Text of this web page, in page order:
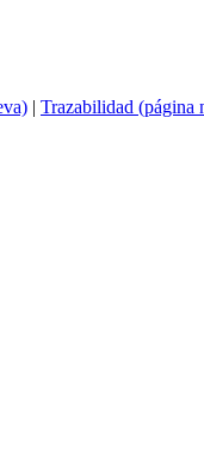
| Trazabilidad (página